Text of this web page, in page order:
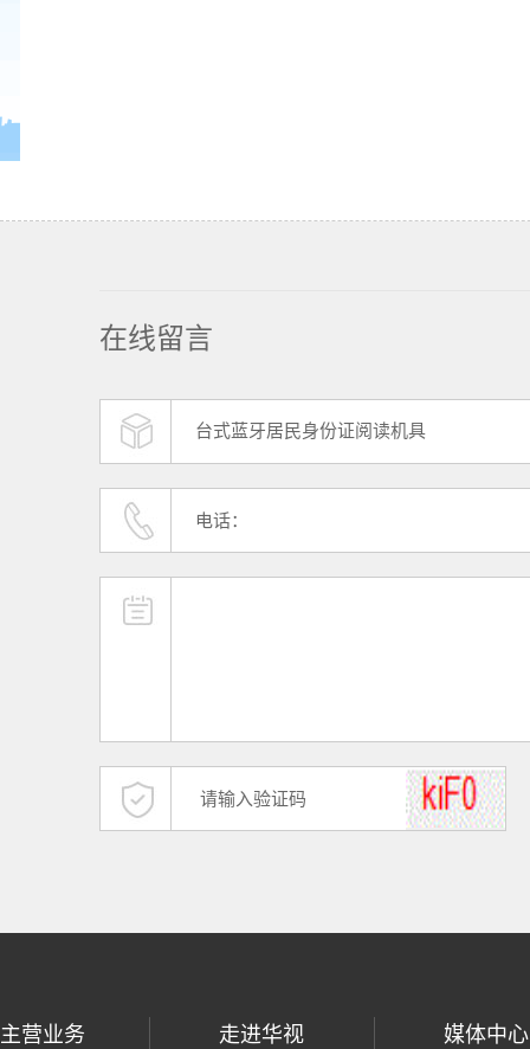
在线留言
台式蓝牙居民身份证阅读机具
主营业务 走进华视 媒体中心